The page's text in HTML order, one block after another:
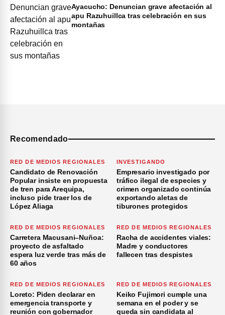
Ayacucho: Denuncian grave afectación al
apu Razuhuillca tras celebración en sus
montañas
Recomendado
RED DE MEDIOS REGIONALES
Candidato de Renovación
Popular insiste en propuesta
de tren para Arequipa,
incluso pide traer los de
López Aliaga
INVESTIGANDO
Empresario investigado por
tráfico ilegal de especies y
crimen organizado continúa
exportando aletas de
tiburones protegidos
RED DE MEDIOS REGIONALES
Carretera Macusani–Nuñoa:
proyecto de asfaltado
espera luz verde tras más de
60 años
RED DE MEDIOS REGIONALES
Racha de accidentes viales:
Madre y conductores
fallecen tras despistes
RED DE MEDIOS REGIONALES
Loreto: Piden declarar en
emergencia transporte y
reunión con gobernador
RED DE MEDIOS REGIONALES
Keiko Fujimori cumple una
semana en el poder y se
queda sin candidata al